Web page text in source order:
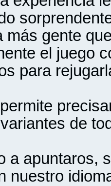
más gente
el juego
para
de
a apuntaros,
nuestro